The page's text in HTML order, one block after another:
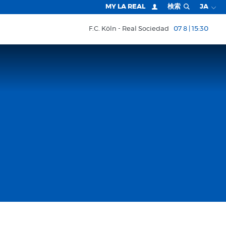
MY LA REAL 検索 JA
F.C. Köln Real Sociedad 07 8 | 15:30